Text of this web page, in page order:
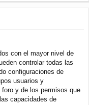
con el mayor nivel de
controlar todas las
configuraciones de
usuarios y
y de los permisos que
capacidades de